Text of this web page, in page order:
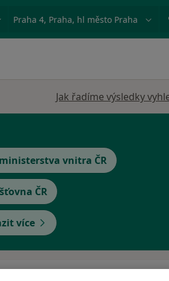
Město nebo region
Jak řadíme výsledky
vnitra ČR
ČR
více